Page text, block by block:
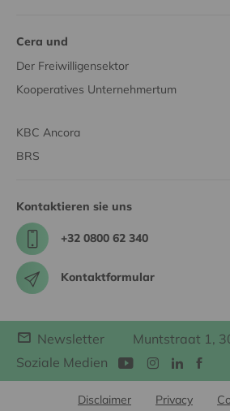
Cera und
Der Freiwilligensektor
Kooperatives Unternehmertum
KBC Ancora
BRS
Kontaktieren sie uns
+32 0800 62 340
Kontaktformular
Newsletter
Muntstraat 1,
Soziale Medien
Disclaimer Privacy